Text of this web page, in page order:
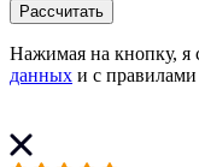
Рассчитать
Нажимая на кнопку, я
данных и с правилами